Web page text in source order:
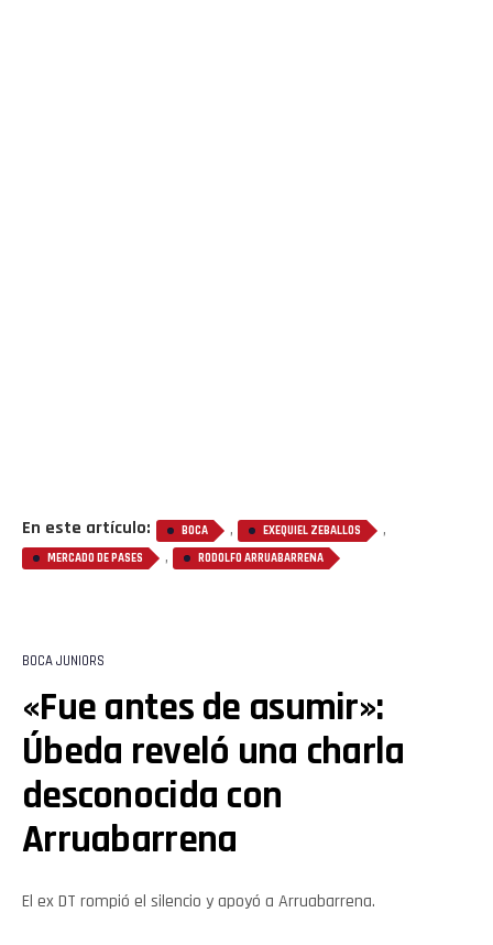
En este artículo: BOCA , EXEQUIEL ZEBALLOS ,
MERCADO DE PASES , RODOLFO ARRUABARRENA
BOCA JUNIORS
«Fue antes de asumir»:
Úbeda reveló una charla
desconocida con
Arruabarrena
El ex DT rompió el silencio y apoyó a Arruabarrena.
Flipboard
Reddit
Whatsapp
Email